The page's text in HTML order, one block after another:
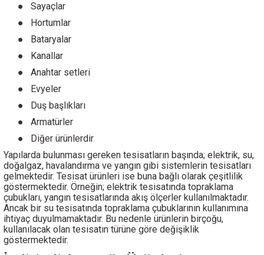
●
Sayaçlar
●
Hortumlar
●
Bataryalar
●
Kanallar
●
Anahtar setleri
●
Evyeler
●
Duş başlıkları
●
Armatürler
●
Diğer ürünlerdir
Yapılarda bulunması gereken tesisatların başında; elektrik, su,
doğalgaz, havalandırma ve yangın gibi sistemlerin tesisatları
gelmektedir. Tesisat ürünleri ise buna bağlı olarak çeşitlilik
göstermektedir. Örneğin; elektrik tesisatında topraklama
çubukları, yangın tesisatlarında akış ölçerler kullanılmaktadır.
Ancak bir su tesisatında topraklama çubuklarının kullanımına
ihtiyaç duyulmamaktadır. Bu nedenle ürünlerin birçoğu,
kullanılacak olan tesisatın türüne göre değişiklik
göstermektedir.